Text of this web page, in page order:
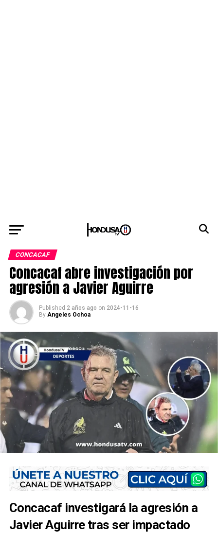
CONCACAF
Concacaf abre investigación por
agresión a Javier Aguirre
Published 2 años ago on 2024-11-16
By Angeles Ochoa
Concacaf investigará la agresión a
Javier Aguirre tras ser impactado